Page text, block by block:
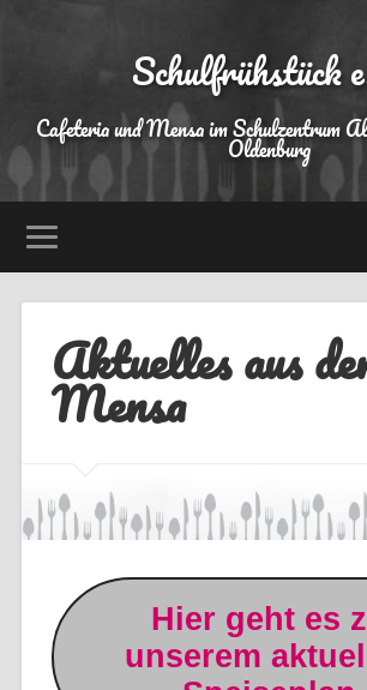
Schulfrühstück
Cafeteria und Mensa im Schulzentrum
Oldenburg
Aktuelles aus
Mensa
Hier geht es
unserem